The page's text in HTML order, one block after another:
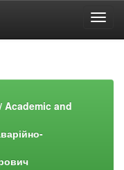
Academic and